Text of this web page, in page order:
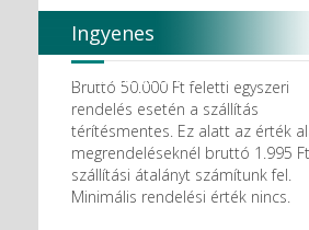
Degradable Sol. AG
Degradable Solutions AG
DELTA RT.
Dendia GmbH
DenMat Holdings, LLC
Dental Film srl.
Dental Pacific
Dentis
Dentsolv AB
Ingyenes
házhozszállítás
Bruttó 50.000 Ft feletti egyszeri
rendelés esetén a szállítás
térítésmentes. Ez alatt az érték
megrendeléseknél bruttó 1.995 Ft
szállítási átalányt számítunk fel.
Minimális rendelési érték nincs.